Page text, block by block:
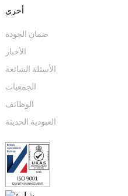
أخرى
ضمان الجودة
الأخبار
الأسئلة الشائعة
الجمعيات
الوظائف
العبودية الحديثة